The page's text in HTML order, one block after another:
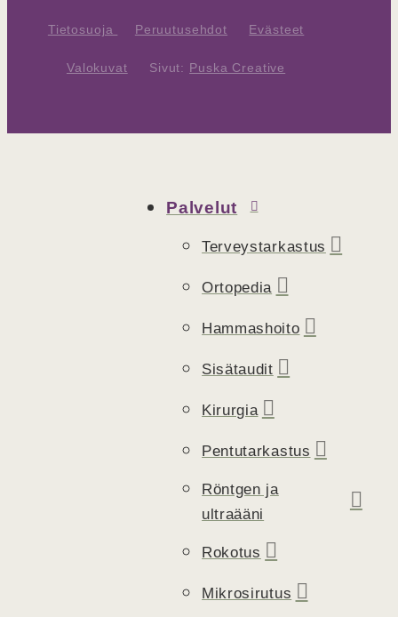
Tietosuoja Peruutusehdot Evästeet
Valokuvat Sivut: Puska Creative
Palvelut
Terveystarkastus
Ortopedia
Hammashoito
Sisätaudit
Kirurgia
Pentutarkastus
Röntgen ja
ultraääni
Rokotus
Mikrosirutus